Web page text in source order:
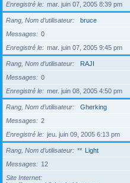
Enregistré le
mar. juin 07, 2005 8:39 pm
Rang, Nom d’utilisateur
bruce
Messages
0
Enregistré le
mar. juin 07, 2005 9:45 pm
Rang, Nom d’utilisateur
RAJI
Messages
0
Enregistré le
mer. juin 08, 2005 4:50 pm
Rang, Nom d’utilisateur
Gherking
Messages
2
Enregistré le
jeu. juin 09, 2005 6:13 pm
Rang, Nom d’utilisateur ** Light
Messages
12
Site Internet